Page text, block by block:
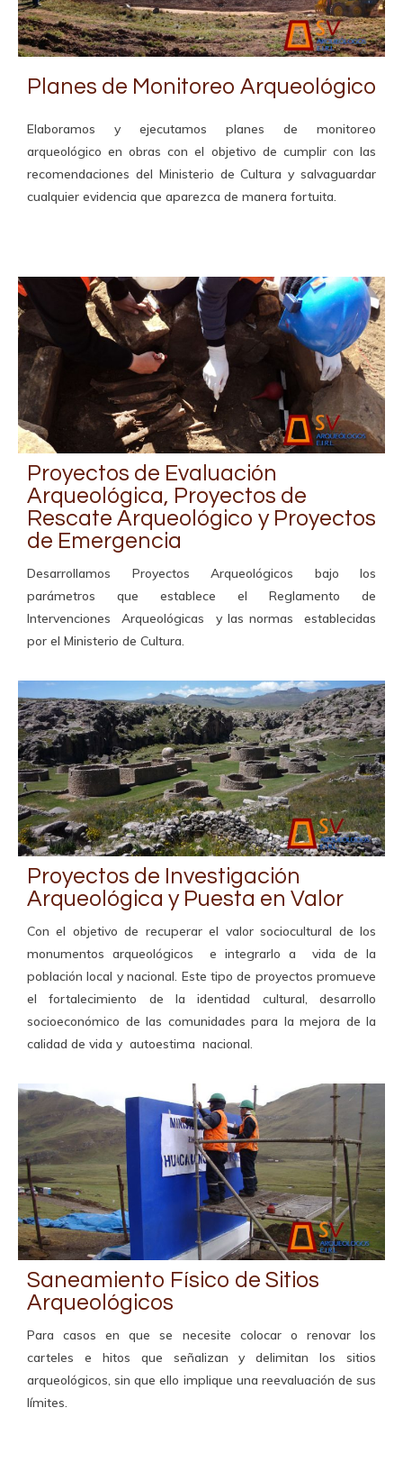
Planes de Monitoreo Arqueológico
Elaboramos y ejecutamos planes de monitoreo
arqueológico en obras con el objetivo de cumplir con las
recomendaciones del Ministerio de Cultura y salvaguardar
cualquier evidencia que aparezca de manera fortuita.
Proyectos de Evaluación
Arqueológica, Proyectos de
Rescate Arqueológico y Proyectos
de Emergencia
Desarrollamos Proyectos Arqueológicos bajo los
parámetros que establece el Reglamento de
Intervenciones Arqueológicas y las normas establecidas
por el Ministerio de Cultura.
Proyectos de Investigación
Arqueológica y Puesta en Valor
Con el objetivo de recuperar el valor sociocultural de los
monumentos arqueológicos e integrarlo a vida de la
población local y nacional. Este tipo de proyectos promueve
el fortalecimiento de la identidad cultural, desarrollo
socioeconómico de las comunidades para la mejora de la
calidad de vida y autoestima nacional.
Saneamiento Físico de Sitios
Arqueológicos
Para casos en que se necesite colocar o renovar los
carteles e hitos que señalizan y delimitan los sitios
arqueológicos, sin que ello implique una reevaluación de sus
límites.